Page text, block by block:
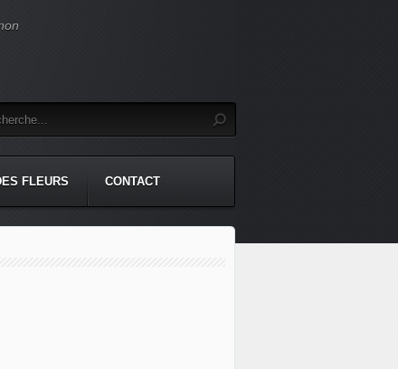
FLEURS CONTACT